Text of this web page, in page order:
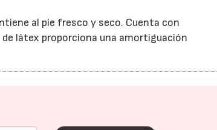
al pie fresco y seco. Cuenta con
látex proporciona una amortiguación